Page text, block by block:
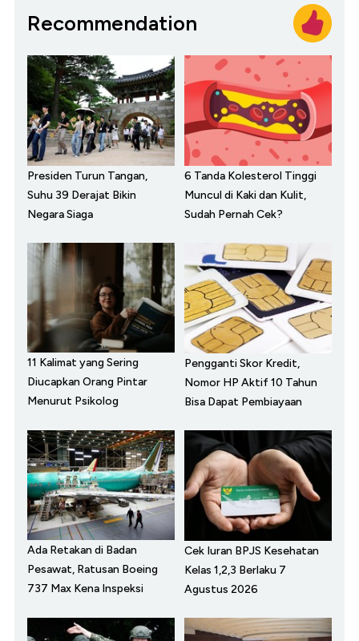
Recommendation
Presiden Turun Tangan,
Suhu 39 Derajat Bikin
Negara Siaga
6 Tanda Kolesterol Tinggi
Muncul di Kaki dan Kulit,
Sudah Pernah Cek?
11 Kalimat yang Sering
Diucapkan Orang Pintar
Menurut Psikolog
Pengganti Skor Kredit,
Nomor HP Aktif 10 Tahun
Bisa Dapat Pembiayaan
Ada Retakan di Badan
Pesawat, Ratusan Boeing
737 Max Kena Inspeksi
Cek Iuran BPJS Kesehatan
Kelas 1,2,3 Berlaku 7
Agustus 2026